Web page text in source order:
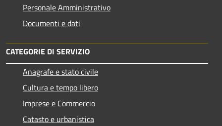
Personale Amministrativo
Documenti e dati
CATEGORIE DI SERVIZIO
Anagrafe e stato civile
Cultura e tempo libero
Imprese e Commercio
Catasto e urbanistica